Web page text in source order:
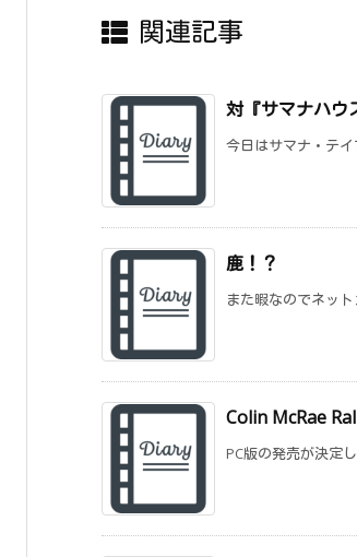
関連記事
対『サマナハウ
今日はサマナ・テ
鹿！？
また暇なのでネッ
Colin McRae
PC版の発売が決定